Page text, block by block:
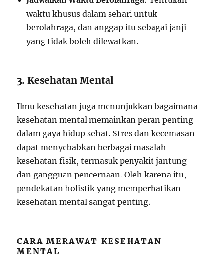
waktu khusus dalam sehari untuk
berolahraga, dan anggap itu sebagai janji
yang tidak boleh dilewatkan.
3. Kesehatan Mental
Ilmu kesehatan juga menunjukkan bagaimana
kesehatan mental memainkan peran penting
dalam gaya hidup sehat. Stres dan kecemasan
dapat menyebabkan berbagai masalah
kesehatan fisik, termasuk penyakit jantung
dan gangguan pencernaan. Oleh karena itu,
pendekatan holistik yang memperhatikan
kesehatan mental sangat penting.
CARA MERAWAT KESEHATAN
MENTAL